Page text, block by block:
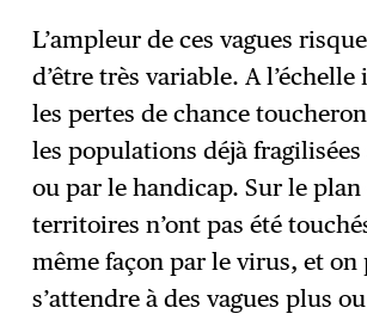
L’ampleur de ces vagues
d’être très variable. A
les pertes de chance
les populations déjà
ou par le handicap. Sur le
territoires n’ont pas été
même façon par le virus, et on
s’attendre à des vagues plus